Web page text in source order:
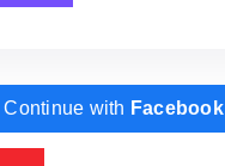
Continue with Facebook